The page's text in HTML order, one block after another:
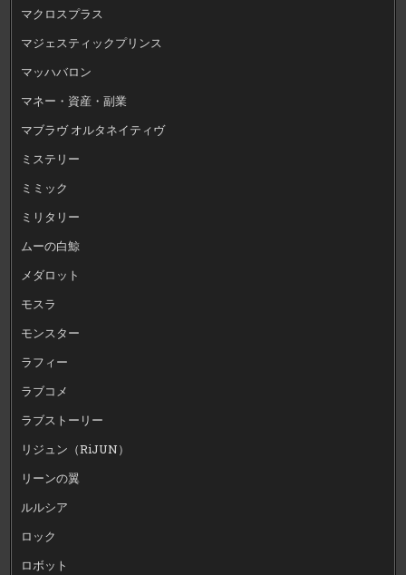
マクロスプラス
マジェスティックプリンス
マッハバロン
マネー・資産・副業
マブラヴ オルタネイティヴ
ミステリー
ミミック
ミリタリー
ムーの白鯨
メダロット
モスラ
モンスター
ラフィー
ラブコメ
ラブストーリー
リジュン（RiJUN）
リーンの翼
ルルシア
ロック
ロボット